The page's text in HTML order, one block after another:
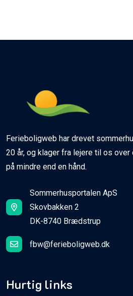
Ferieboligweb har drevet
20 år, og klager fra lejere til os
på mindre end en hånd.
Sommerhusportalen ApS
Skovbakken 2
DK-8740 Brædstrup
fbw@ferieboligweb.dk
Hurtig links